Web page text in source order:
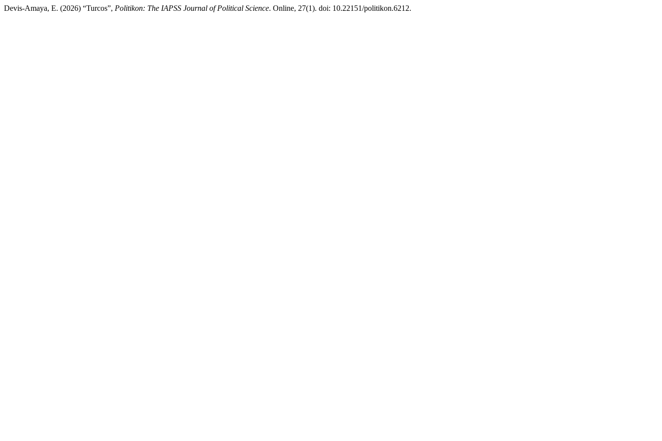
Devis-Amaya, E. (2026) “Turcos”, Politikon: The IAPSS Journal of Political Science. Online, 27(1). doi: 10.22151/politikon.6212.